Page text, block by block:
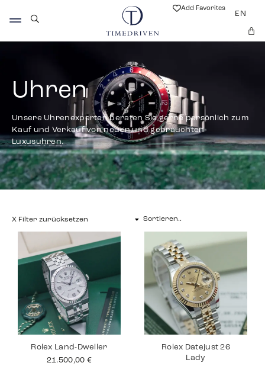
Add Favorites
EN
Uhren
Unsere Uhrenexperten beraten Sie gerne persönlich zum
Kauf und Verkauf von neuen und gebrauchten
Luxusuhren.
X Filter zurücksetzen
Rolex Land-Dweller
21.500,00 €
Rolex Datejust 26
Lady